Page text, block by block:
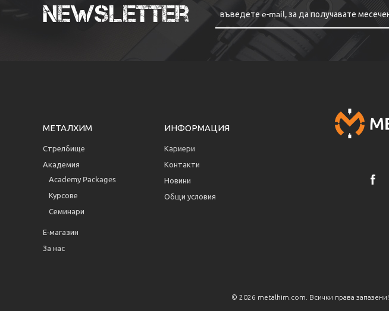
Newsletter
МЕТАЛХИМ
Стрелбище
Академия
Аcademy Packages
Курсове
Семинари
Е-магазин
За нас
ИНФОРМАЦИЯ
Кариери
Контакти
Новини
Общи условия
© 2026 metalhim.com. Всички права запазени!